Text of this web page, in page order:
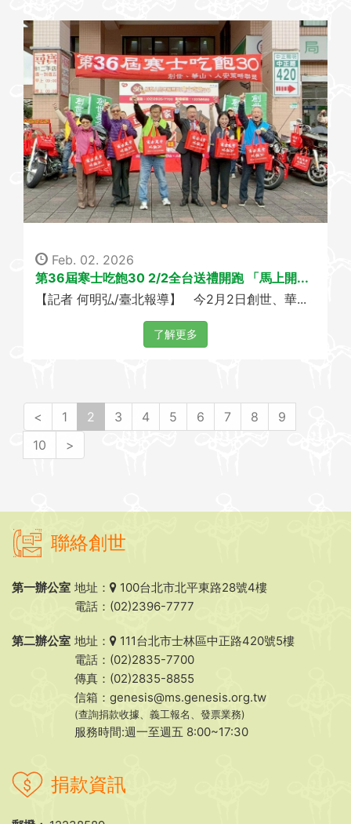
Feb. 02. 2026
第36屆寒士吃飽30 2/2全台送禮開跑 「馬上開...
【記者 何明弘/臺北報導】 今2月2日創世、華...
了解更多
< 1 2
c
t
)
3 4 5 6 7 8
9
10
>
聯絡創世
第一辦公室 地址：
100台北市北平東路28號4樓
電話：(02)2396-7777
第二辦公室 地址：
111台北市士林區中正路420號5樓
電話：(02)2835-7700
傳真：(02)2835-8855
信箱： genesis@ms.genesis.org.tw
(查詢捐款收據、義工報名、發票業務)
服務時間:週一至週五 8:00~17:30
捐款資訊